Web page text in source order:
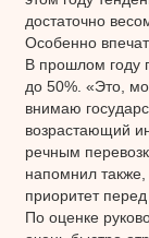
достаточно
Особенно
В прошлом году
до 50%. «Это,
внимаю
возрастающий
речным
напомнил
приоритет перед
По оценке